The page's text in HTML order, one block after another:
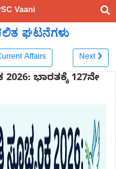
Vaani
ಘಟನೆಗಳು
Affairs Next
ಭಾರತಕ್ಕೆ 127ನೇ